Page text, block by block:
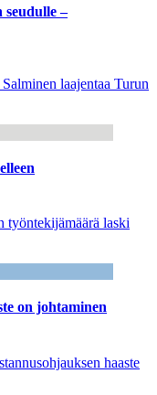
seudulle –
laajentaa Turun
työntekijämäärä laski
on johtaminen
haaste